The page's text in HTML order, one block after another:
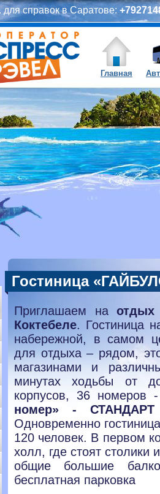
для справок в Саратове:
Главная
Гостиница
Приглашаем на
Коктебеле. Гостиница
набережной, в самом
для отдыха – рядом,
магазинами и
минутах ходьбы от
корпусов, 36 номеров
номер» - СТАНДАРТ
Одновременно
120 человек. В первом
холл, где стоят столики
общие большие
бесплатная парковка